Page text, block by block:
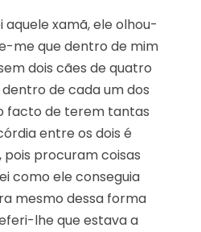
xamã, ele olhou-
me que dentro de mim
dois cães de quatro
de cada um dos
facto de terem tantas
entre os dois é
pois procuram coisas
como ele conseguia
mesmo dessa forma
lhe que estava a